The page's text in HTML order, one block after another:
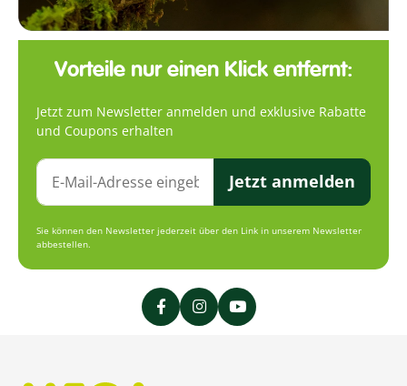
Vorteile nur einen Klick entfernt:
Jetzt zum Newsletter anmelden und exklusive Rabatte
und Coupons erhalten
Jetzt anmelden
Sie können den Newsletter jederzeit über den Link in unserem Newsletter
abbestellen.